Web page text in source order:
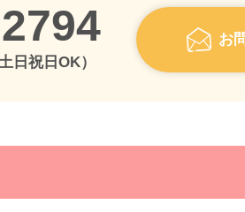
日祝日OK）
お